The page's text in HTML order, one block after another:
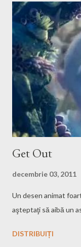
Get Out
decembrie 03, 2011
Un desen animat
aşteptaţi să aibă un
DISTRIBUIȚI